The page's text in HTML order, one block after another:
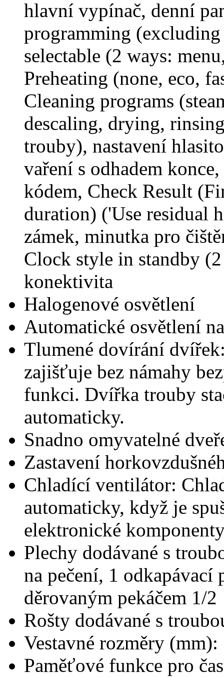
hlavní vypínač, denní
programming
selectable (2 ways:
Preheating (none, eco,
Cleaning programs
descaling, drying,
trouby), nastavení
vaření s odhadem
kódem, Check Result
duration) ('Use residual
zámek, minutka pro
Clock style in standby
konektivita
Halogenové osvětlení
Automatické osvětlení
Tlumené dovírání
zajišťuje bez námahy
funkci. Dvířka trouby
automaticky.
Snadno omyvatelné
Zastavení
Chladící ventilátor:
automaticky, když je
elektronické
Plechy dodávané s
na pečení, 1 odkapávací
děrovaným pekáčem 1/2
Rošty dodávané s
Vestavné rozměry
Paměťové funkce pro